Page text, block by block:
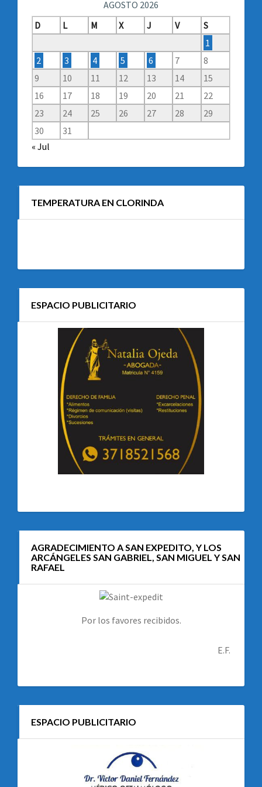
AGOSTO 2026
D
L M X J V
S
1
2
3 4 5 6 7
8
9
10 11 12 13 14
15
16
17 18 19 20 21
22
23
24 25 26 27 28
29
30
31
« Jul
TEMPERATURA EN CLORINDA
ESPACIO PUBLICITARIO
AGRADECIMIENTO A SAN EXPEDITO, Y LOS
ARCÁNGELES SAN GABRIEL, SAN MIGUEL Y SAN
RAFAEL
Por los favores recibidos.
E.F.
ESPACIO PUBLICITARIO